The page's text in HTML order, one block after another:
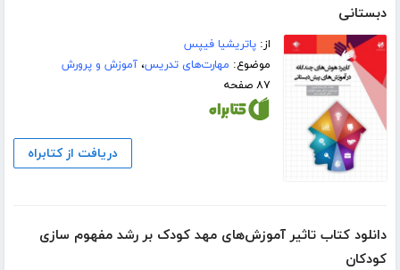
دبستانی
از:پاتریشیا فیپس
موضوع: مهارت‌های تدریس،آموزش و پرورش
۸۷ صفحه
دریافت از کتابراه
دانلود کتاب تاثیر آموزش‌های مهد کودک بر رشد مفهوم سازی
کودکان